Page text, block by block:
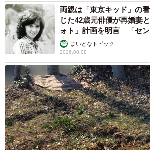
両親は「東京キッド」の
じた42歳元俳優が再婚妻
ォト」計画を明言 「セ
む」まいどなトピック
2026.08.08